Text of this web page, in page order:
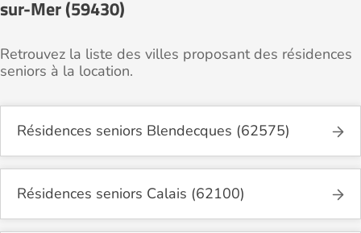
sur-Mer (59430)
Retrouvez la liste des villes proposant des résidences
seniors à la location.
Résidences seniors Blendecques (62575)
Résidences seniors Calais (62100)